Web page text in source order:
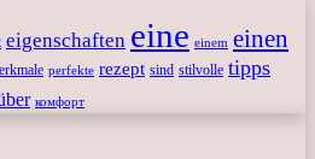
eigenschaften eine einem einen
perfekte rezept sind stilvolle tipps
комфорт